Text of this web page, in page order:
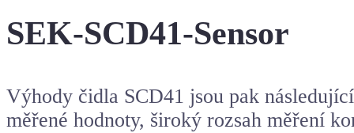
SEK-SCD41-Sensor
Výhody čidla SCD41 jsou pak
měřené hodnoty, široký rozsah měření